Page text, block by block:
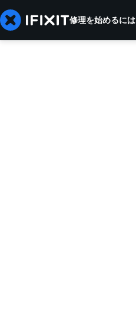
修理を始めるには